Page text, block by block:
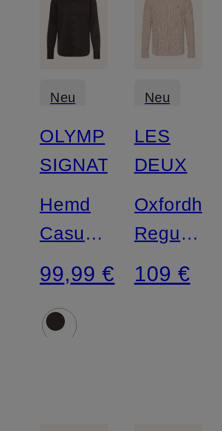
Neu
Zertifiziert
OLYMP
SIGNATURE
Hemd
Casual
tailored
fit
99,99 €
Neu
LES
DEUX
Regular
Fit
109 €